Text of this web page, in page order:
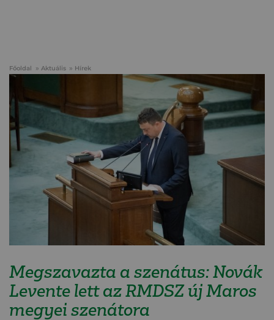
Főoldal Aktuális Hírek
Megszavazta a szenátus: Novák
Levente lett az RMDSZ új Maros
megyei szenátora